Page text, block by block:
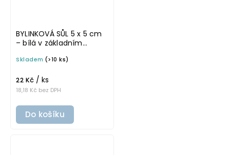
BYLINKOVÁ SŮL 5 x 5 cm
– bílá v základním
samolepka na
Skladem (>10 ks)
18,18 Kč bez DPH
22 Kč / ks
Do košíku